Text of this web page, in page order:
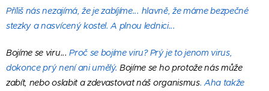
Příliš nás nezajímá, že je zabíjíme... hlavně, že máme bezpečné
stezky a nasvícený kostel. A plnou lednici...
Bojíme se viru...Proč se bojíme viru? Prý je to jenom virus,
dokonce prý není ani umělý.Bojíme se ho protože nás může
zabít, nebo oslabit a zdevastovat náš organismus. Aha takže